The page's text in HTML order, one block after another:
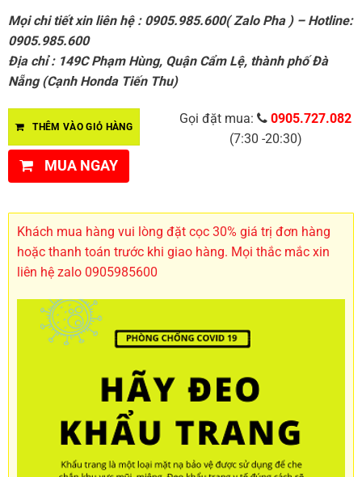
Mọi chi tiết xin liên hệ : 0905.985.600( Zalo Pha ) – Hotline:
0905.985.600
Địa chỉ : 149C Phạm Hùng, Quận Cẩm Lệ, thành phố Đà
Nẵng (Cạnh Honda Tiến Thu)
THÊM VÀO GIỎ HÀNG
MUA NGAY
Gọi đặt mua:
0905.727.082
(7:30 -20:30)
Khách mua hàng vui lòng đặt cọc 30% giá trị đơn hàng
hoặc thanh toán trước khi giao hàng. Mọi thắc mắc xin
liên hệ zalo 0905985600